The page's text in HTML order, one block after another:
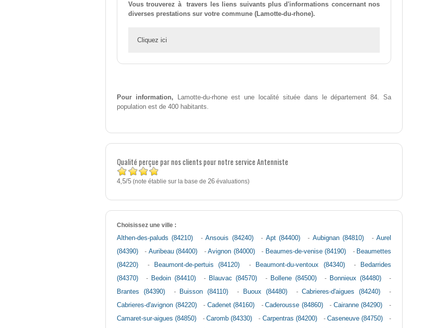
Vous trouverez à travers les liens suivants plus d'informations concernant nos
diverses prestations sur votre commune (Lamotte-du-rhone).
Cliquez ici
Pour information, Lamotte-du-rhone est une localité située dans le département 84. Sa
population est de 400 habitants.
Qualité perçue par nos clients pour notre service Antenniste
4,5/5 (note établie sur la base de 26 évaluations)
Choisissez une ville :
Althen-des-paluds (84210)
-Ansouis (84240) - Apt (84400) - Aubignan (84810) -Aurel
(84390)
- Auribeau (84400) -Avignon (84000) - Beaumes-de-venise (84190) - Beaumettes
(84220)
- Beaumont-de-pertuis (84120) - Beaumont-du-ventoux (84340) -
Bedarrides
(84370)
- Bedoin (84410) - Blauvac (84570) - Bollene (84500) - Bonnieux (84480)
-
Brantes (84390)
- Buisson (84110) - Buoux (84480) -Cabrieres-d'aigues (84240)
-
Cabrieres-d'avignon (84220)
- Cadenet (84160) -Caderousse (84860) - Cairanne (84290)
-
Camaret-sur-aigues (84850)
-Caromb (84330) - Carpentras (84200) - Caseneuve (84750)
-